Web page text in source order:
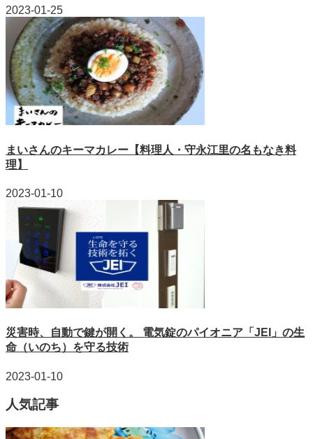
2023-01-25
まいさんのキーマカレー【料理人・守永江里の名もなき料
理】
2023-01-10
災害時、自動で鍵が開く。 電気錠のパイオニア「JEI」の生
命（いのち）を守る技術
2023-01-10
人気記事